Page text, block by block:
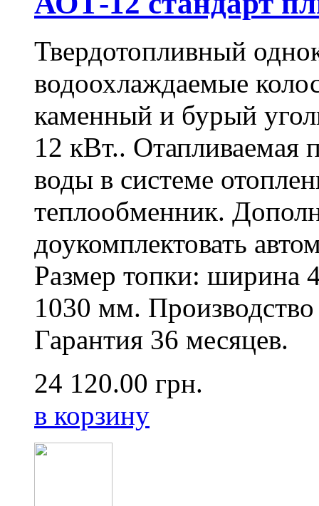
Твердотопливный
водоохлаждаемые
каменный и бурый
12 кВт..
воды в системе
теплообменник.
доукомплектовать
Размер топки: ширина
1030 мм.
Гарантия 36 месяцев.
24 120.00 грн.
в корзину